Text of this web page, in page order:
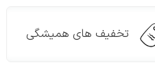
تخفیف های همیشگی